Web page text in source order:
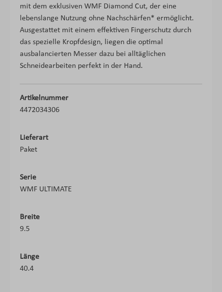
mit dem exklusiven WMF Diamond Cut, der eine
lebenslange Nutzung ohne Nachschärfen* ermöglicht.
Ausgestattet mit einem effektiven Fingerschutz durch
das spezielle Kropfdesign, liegen die optimal
ausbalancierten Messer dazu bei alltäglichen
Schneidearbeiten perfekt in der Hand.
Artikelnummer
4472034306
Lieferart
Paket
Serie
WMF ULTIMATE
Breite
9.5
Länge
40.4